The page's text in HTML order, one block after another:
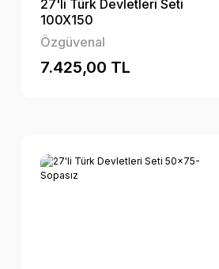
27'li Türk Devletleri Seti
100X150
Özgüvenal
7.425,00 TL